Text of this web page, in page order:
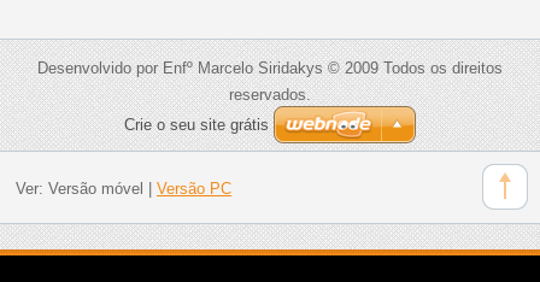
Desenvolvido por Enfº Marcelo Siridakys © 2009 Todos os direitos
reservados.
Crie o seu site grátis
Ver: Versão móvel | Versão PC